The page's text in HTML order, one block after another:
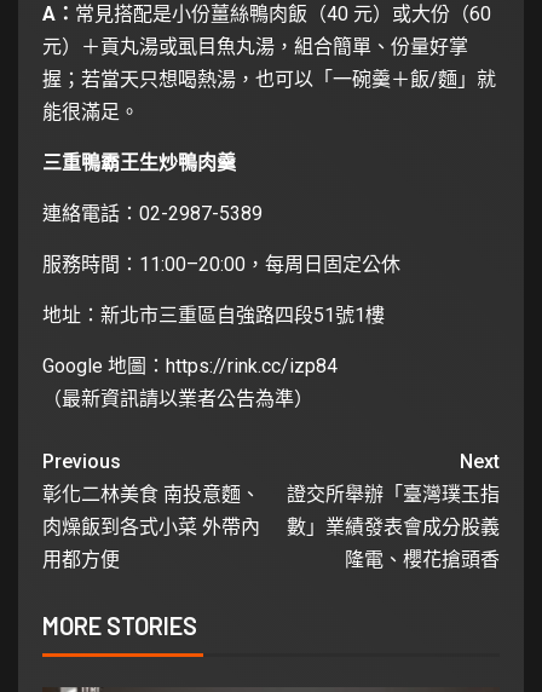
A： 常見搭配是小份薑絲鴨肉飯（40 元）或大份（60
元）＋貢丸湯或虱目魚丸湯，組合簡單、份量好掌
握；若當天只想喝熱湯，也可以「一碗羹＋飯/麵」就
能很滿足。
三重鴨霸王生炒鴨肉羹
連絡電話：02-2987-5389
服務時間：11:00–20:00，每周日固定公休
地址：新北市三重區自強路四段51號1樓
Google 地圖： https://rink.cc/izp84
（最新資訊請以業者公告為準）
Previous
彰化二林美食 南投意麵、
肉燥飯到各式小菜 外帶內
用都方便
Next
證交所舉辦「臺灣璞玉指
數」業績發表會成分股義
隆電、櫻花搶頭香
MORE STORIES